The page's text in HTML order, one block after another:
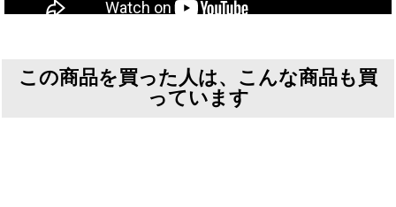
この商品を買った人は、こんな商品も買
っています